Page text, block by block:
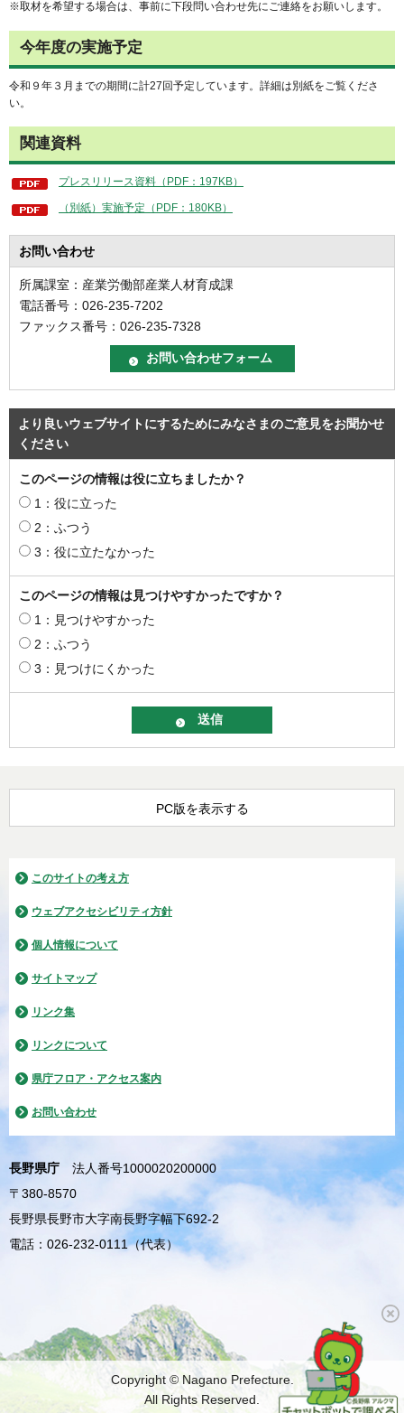
※取材を希望する場合は、事前に下段問い合わせ先にご連絡をお願いします。
今年度の実施予定
令和９年３月までの期間に計27回予定しています。詳細は別紙をご覧くださ
い。
関連資料
プレスリリース資料（PDF：197KB）
（別紙）実施予定（PDF：180KB）
お問い合わせ
所属課室：産業労働部産業人材育成課
電話番号：026-235-7202
ファックス番号：026-235-7328
より良いウェブサイトにするためにみなさまのご意見をお聞かせ
ください
このページの情報は役に立ちましたか？
1：役に立った
2：ふつう
3：役に立たなかった
このページの情報は見つけやすかったですか？
1：見つけやすかった
2：ふつう
3：見つけにくかった
PC版を表示する
このサイトの考え方
ウェブアクセシビリティ方針
個人情報について
サイトマップ
リンク集
リンクについて
県庁フロア・アクセス案内
お問い合わせ
長野県庁
法人番号1000020200000
〒380-8570
長野県長野市大字南長野字幅下692-2
電話：026-232-0111（代表）
Copyright © Nagano Prefecture.
All Rights Reserved.